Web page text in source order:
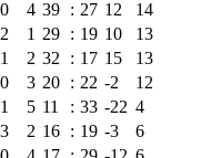
0 4 39 : 27 12
14
2 1 29 : 19 10
13
1 2 32 : 17 15
13
0 3 20 : 22 -2
12
1 5 11 : 33 -22 4
3 2 16 : 19 -3
6